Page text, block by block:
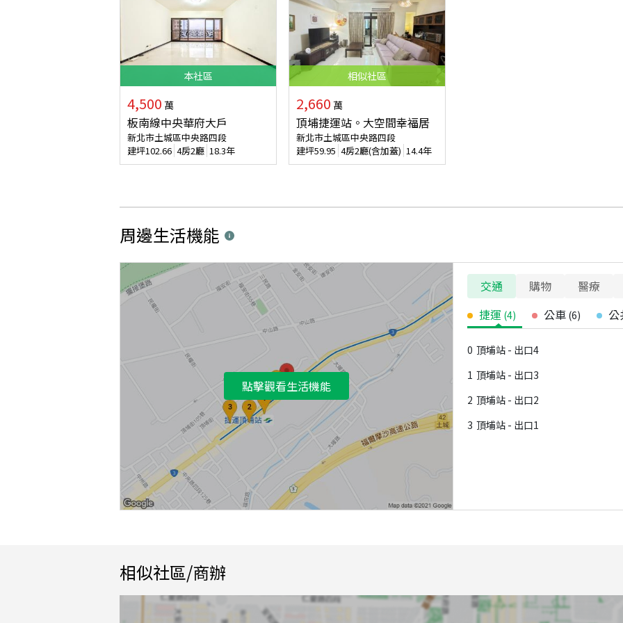
本社區
4,500 萬
板南線中央華府大戶
新北市土城區中央路四段
建坪102.66 4房2廳 18.3年
相似社區
2,660 萬
頂埔捷運站。大空間幸福居
新北市土城區中央路四段
建坪59.95 4房2廳(含加蓋) 14.4年
周邊生活機能
點擊觀看生活機能
交通 購物 醫療
捷運 (4) 公車 (6) 公
0 頂埔站 - 出口4
1 頂埔站 - 出口3
2 頂埔站 - 出口2
3 頂埔站 - 出口1
相似社區/商辦